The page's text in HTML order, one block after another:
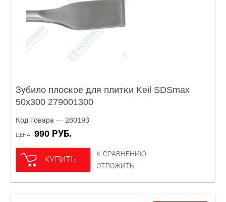
Зубило плоское для плитки Keil SDSmax
50x300 279001300
Код товара — 280193
ЦЕНА 990 РУБ.
КУПИТЬ
К СРАВНЕНИЮ
ОТЛОЖИТЬ